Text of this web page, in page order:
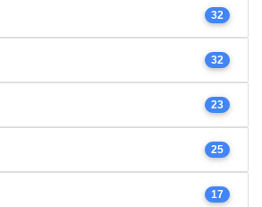
32
32
23
25
17